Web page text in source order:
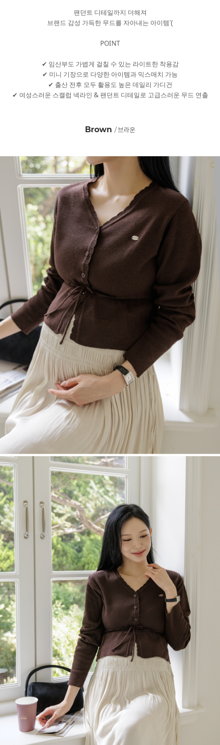
팬던트 디테일까지 더해져
브랜드 감성 가득한 무드를 자아내는 아이템'(
POINT
✔ 임산부도 가볍게 걸칠 수 있는 라이트한 착용감
✔ 미니 기장으로 다양한 아이템과 믹스매치 가능
✔ 출산 전후 모두 활용도 높은 데일리 가디건
✔ 여성스러운 스캘럽 넥라인 & 팬던트 디테일로 고급스러운 무드 연출
Brown / 브라운